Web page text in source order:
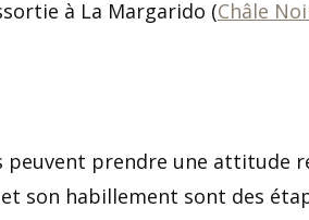
à La Margarido (Châle
peuvent prendre une attitude
son habillement sont des